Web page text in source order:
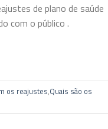
de plano de saúde
com o público .
os reajustes,Quais são os